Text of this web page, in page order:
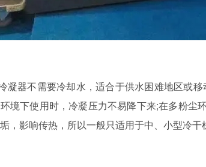
凝器不需要冷却水，适合于供水困难地区或
境下使用时，冷凝压力不易降下来;在多粉尘
，影响传热，所以一般只适用于中、小型冷干